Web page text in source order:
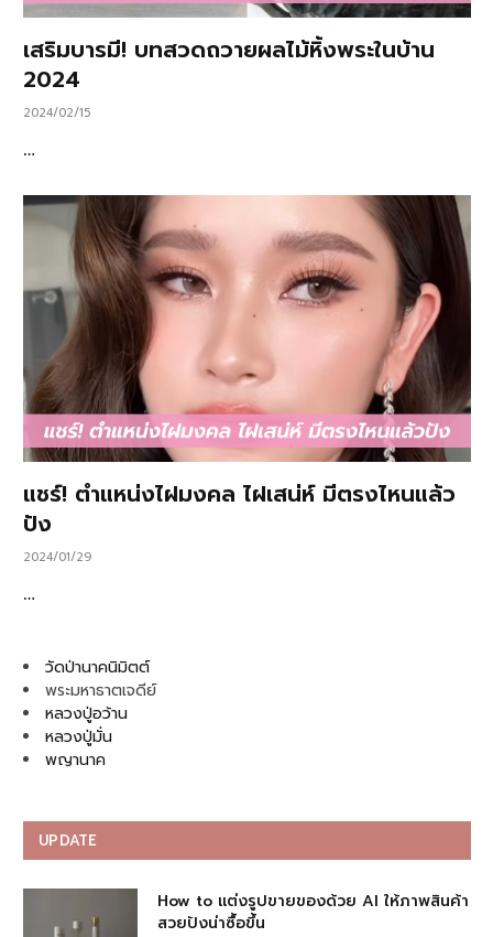
เสริมบารมี! บทสวดถวายผลไม้หิ้งพระในบ้าน
2024
2024/02/15
…
แชร์! ตำแหน่งไฝมงคล ไฝเสน่ห์ มีตรงไหนแล้ว
ปัง
2024/01/29
…
วัดป่านาคนิมิตต์
พระมหาธาตเจดีย์
หลวงปู่อว้าน
หลวงปู่มั่น
พญานาค
UPDATE
How to แต่งรูปขายของด้วย AI ให้ภาพสินค้า
สวยปังน่าซื้อขึ้น